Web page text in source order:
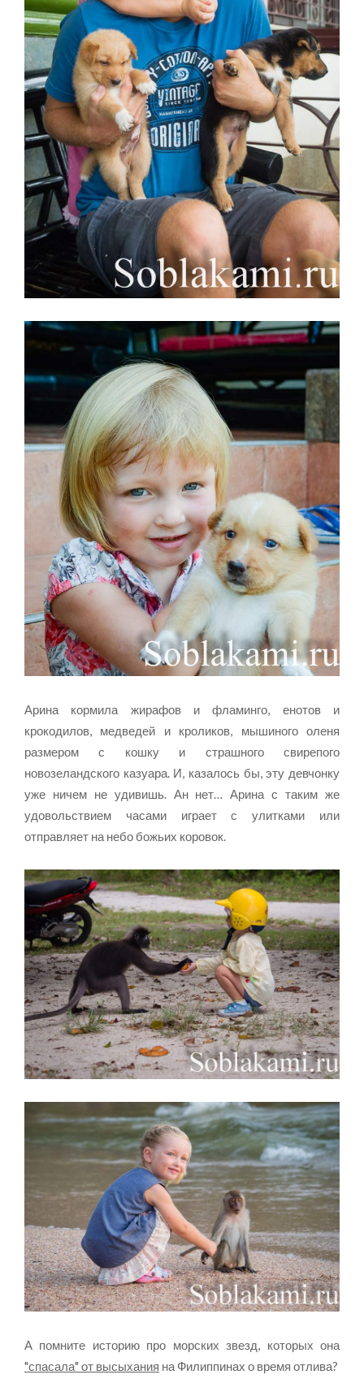
Арина кормила жирафов и фламинго, енотов и
крокодилов, медведей и кроликов, мышиного оленя
размером с кошку и страшного свирепого
новозеландского казуара. И, казалось бы, эту девчонку
уже ничем не удивишь. Ан нет… Арина с таким же
удовольствием часами играет с улитками или
отправляет на небо божьих коровок.
А помните историю про морских звезд, которых она
"спасала" от высыхания на Филиппинах о время отлива?